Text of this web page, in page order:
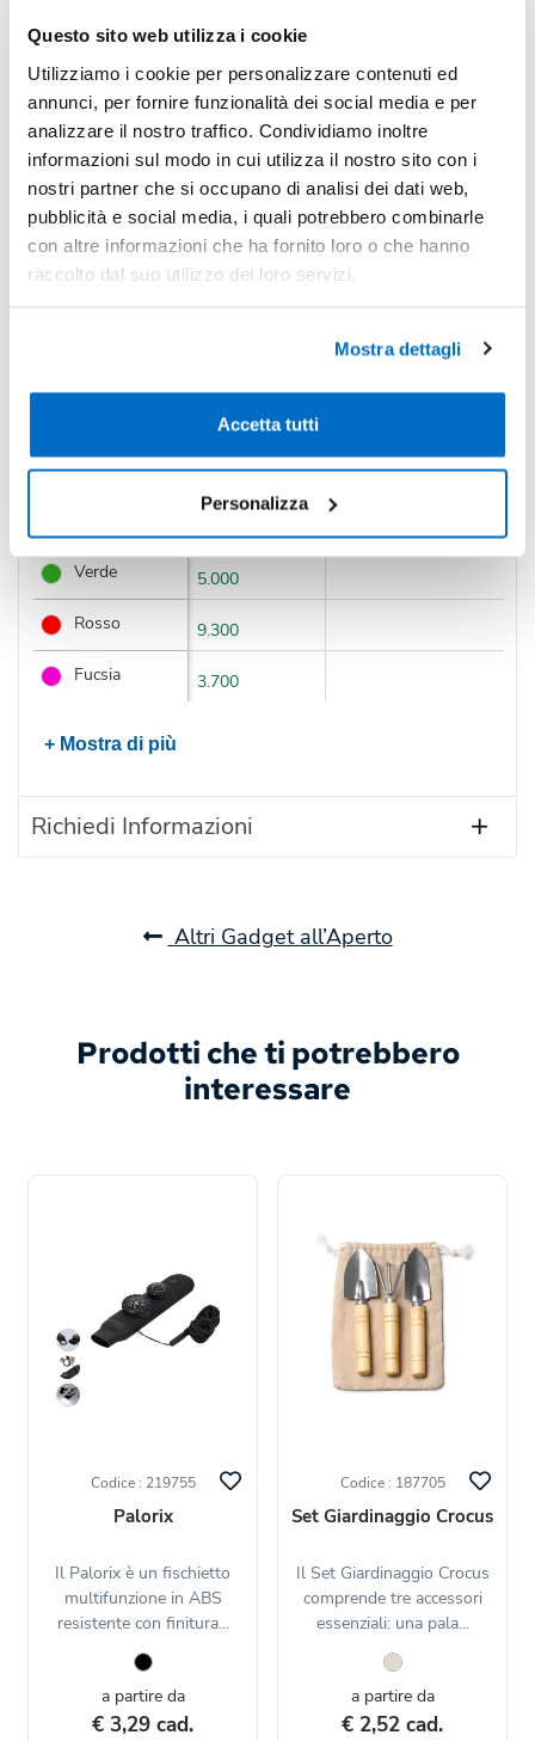
Questo sito web utilizza i cookie
Utilizziamo i cookie per personalizzare contenuti ed
annunci, per fornire funzionalità dei social media e per
analizzare il nostro traffico. Condividiamo inoltre
informazioni sul modo in cui utilizza il nostro sito con i
nostri partner che si occupano di analisi dei dati web,
pubblicità e social media, i quali potrebbero combinarle
con altre informazioni che ha fornito loro o che hanno
raccolto dal suo utilizzo dei loro servizi.
Mostra dettagli
Accetta tutti
Personalizza
Non trovi la quantità in tabella?Calcola il preventivo
Quantità consigliata
500pz. Prezzo unitario:€ 1,28IVA incl.Totale:€ 642,33
IVA incl.
Condividi
Disponibilità
Colore Unico
0 400 il 04/09/2026
Verde
5.000
Rosso
9.300
Fucsia
3.700
+ Mostra di più
Richiedi Informazioni
Altri Gadget all’Aperto
Prodotti che ti potrebbero
interessare
Codice : 219755
Palorix
Il Palorix è un fischietto
multifunzione in ABS
resistente con finitura...
a partire da
€ 3,29 cad.
Codice : 187705
Set Giardinaggio Crocus
Il Set Giardinaggio Crocus
comprende tre accessori
essenziali: una pala...
a partire da
€ 2,52 cad.